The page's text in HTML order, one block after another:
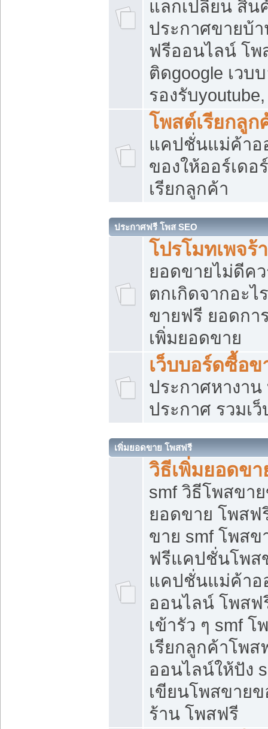
แลกเปลี่ยน สิน
ประกาศขายบ้
ฟรีออนไลน์ โพ
ติดgoogle เวบ
รองรับ
โพสต์เรียกลูก
แคปชั่นแม่ค้าอ
ของให้ออร์เดอ
เรียกลูกค้า
ประกาศฟรี โพส SEO
โปรโมทเพจร้
ยอดขายไม่ดีค
ตกเกิดจากอะไ
ขายฟรี ยอดกา
เพิ่มยอดขาย
เว็บบอร์ดซื้อข
ประกาศหางาน
ประกาศ รวมเ
เพิ่มยอดขาย โพสฟรี
วิธีเพิ่มยอดข
smf วิธีโพสขา
ยอดขาย โพสฟ
ขาย smf โพส
ฟรีแคปชั่นโพส
แคปชั่นแม่ค้า
ออนไลน์ โพสฟ
เข้ารัว ๆ smf
เรียกลูกค้าโพส
ออนไลน์ให้ปัง
เขียนโพสขาย
ร้าน โพสฟรี